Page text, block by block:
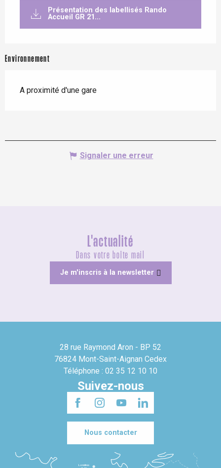
Présentation des labellisés Rando
Accueil GR 21...
Environnement
A proximité d'une gare
Signaler une erreur
L'actualité
Dans votre boîte mail
Je m'inscris à la newsletter
28 rue Raymond Aron - BP 52
76824 Mont-Saint-Aignan Cedex
Téléphone : 02 35 12 10 10
Suivez-nous
Nous contacter
Londres